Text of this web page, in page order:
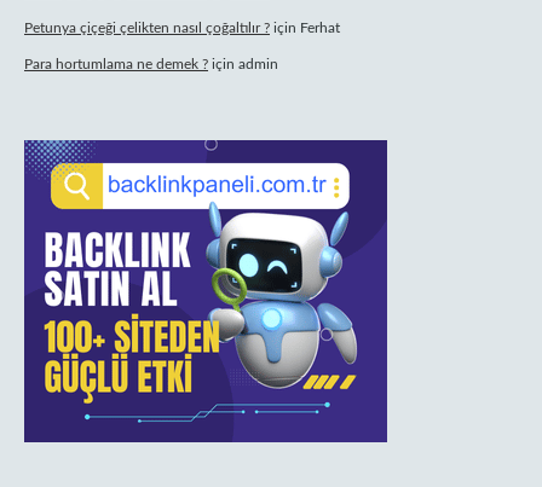
Petunya çiçeği çelikten nasıl çoğaltılır ? için Ferhat
Para hortumlama ne demek ? için admin